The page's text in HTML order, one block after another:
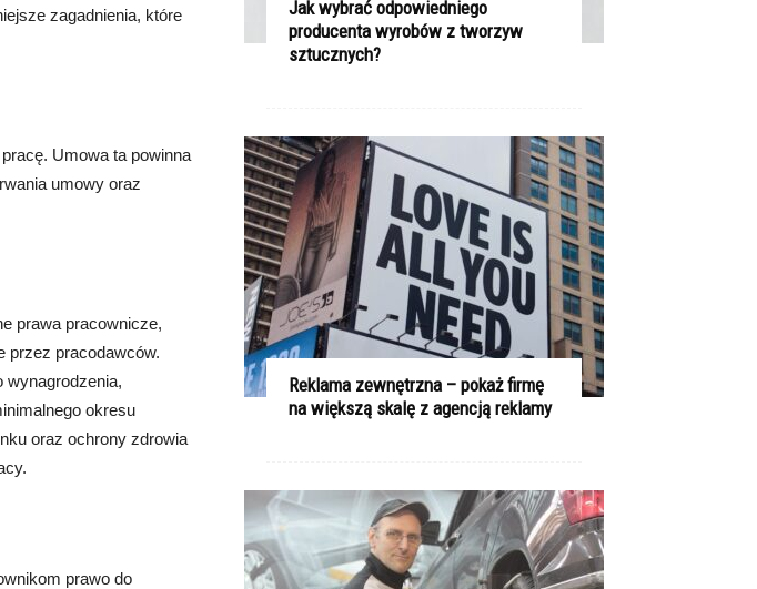
zagadnienia, które
Umowa ta powinna
umowy oraz
prawa pracownicze,
przez pracodawców.
wynagrodzenia,
okresu
oraz ochrony zdrowia
prawo do
Jak wybrać odpowiedniego
producenta wyrobów z tworzyw
sztucznych?
Reklama zewnętrzna – pokaż firmę
na większą skalę z agencją reklamy